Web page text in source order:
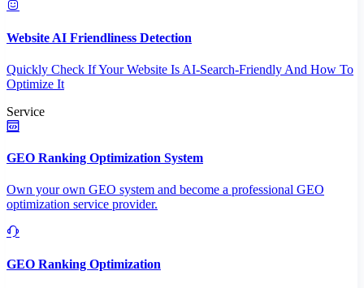
Website AI Friendliness Detection
Quickly Check If Your Website Is AI-Search-Friendly And How To
Optimize It
Service
GEO Ranking Optimization System
Own your own GEO system and become a professional GEO
optimization service provider.
GEO Ranking Optimization